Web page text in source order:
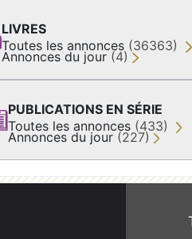
LIVRES
Toutes les annonces (36363)
Annonces du jour (4)
PUBLICATIONS EN SÉRIE
Toutes les annonces (433)
Annonces du jour (227)